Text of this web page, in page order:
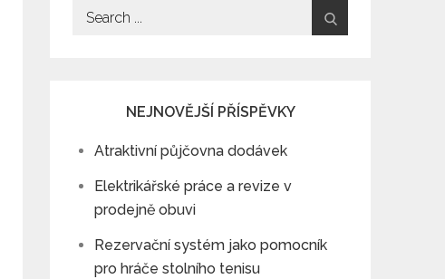
Search
NEJNOVĚJŠÍ PŘÍSPĚVKY
Atraktivní půjčovna dodávek
Elektrikářské práce a revize v
prodejně obuvi
Rezervační systém jako pomocník
pro hráče stolního tenisu